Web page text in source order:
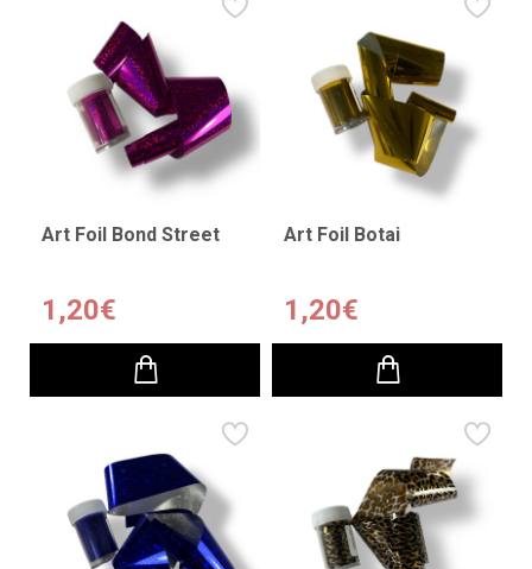
Art Foil Bond Street
1,20€
Art Foil Botai
1,20€